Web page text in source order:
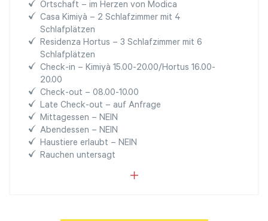
Ortschaft – im Herzen von Modica
Casa Kimiyà – 2 Schlafzimmer mit 4
Schlafplätzen
Residenza Hortus – 3 Schlafzimmer mit 6
Schlafplätzen
Check-in – Kimiyà 15.00-20.00/Hortus 16.00-
20.00
Check-out – 08.00-10.00
Late Check-out – auf Anfrage
Mittagessen – NEIN
Abendessen – NEIN
Haustiere erlaubt – NEIN
Rauchen untersagt